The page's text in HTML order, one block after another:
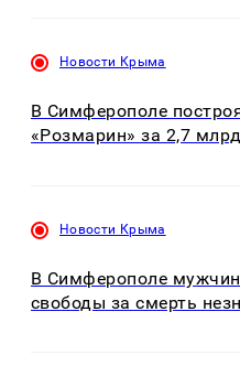
Новости Крыма
В Симферополе
«Розмарин» за 2,7
Новости Крыма
В Симферополе
свободы за смерть